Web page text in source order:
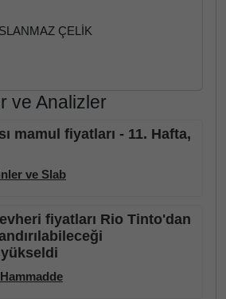
ÇELİK
ve Analizler
mamul fiyatları - 11. Hafta,
ve Slab
fiyatları Rio Tinto'dan